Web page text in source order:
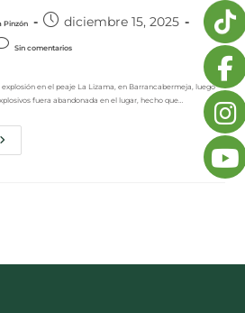
Pinzón diciembre 15, 2025
Sin comentarios
en el peaje La Lizama, en Barrancabermeja, luego
fuera abandonada en el lugar, hecho que…